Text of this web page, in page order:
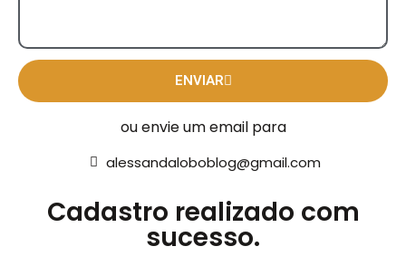
ENVIAR
ou envie um email para
alessandaloboblog@gmail.com
Cadastro realizado com
sucesso.